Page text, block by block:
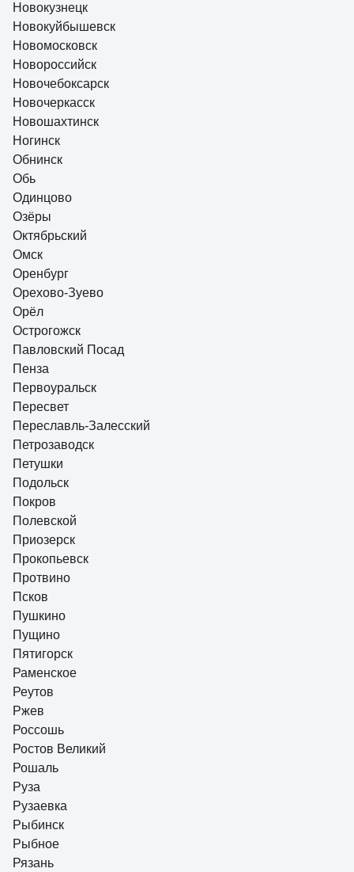
Новокузнецк
Новокуйбышевск
Новомосковск
Новороссийск
Новочебоксарск
Новочеркасск
Новошахтинск
Ногинск
Обнинск
Обь
Одинцово
Озёры
Октябрьский
Омск
Оренбург
Орехово-Зуево
Орёл
Острогожск
Павловский Посад
Пенза
Первоуральск
Пересвет
Переславль-Залесский
Петрозаводск
Петушки
Подольск
Покров
Полевской
Приозерск
Прокопьевск
Протвино
Псков
Пушкино
Пущино
Пятигорск
Раменское
Реутов
Ржев
Россошь
Ростов Великий
Рошаль
Руза
Рузаевка
Рыбинск
Рыбное
Рязань